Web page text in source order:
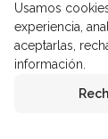
Usamos
experiencia,
aceptarlas,
información.